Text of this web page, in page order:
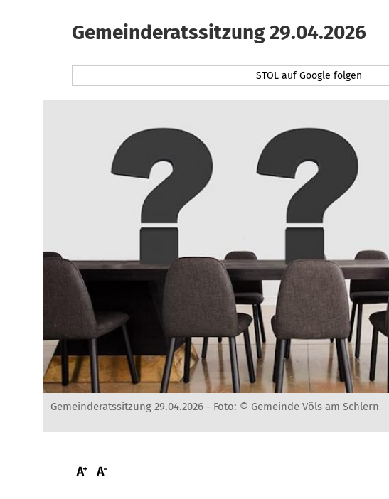
Gemeinderatssitzung 29.04.2026
STOL auf Google folgen
Gemeinderatssitzung 29.04.2026 - Foto: © Gemeinde Völs am Schlern